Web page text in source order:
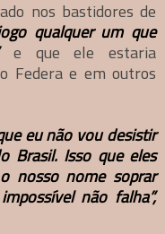
nos bastidores de
qualquer um que
e que ele estaria
Federa e em outros
eu não vou desistir
Brasil. Isso que eles
nosso nome soprar
não falha”,